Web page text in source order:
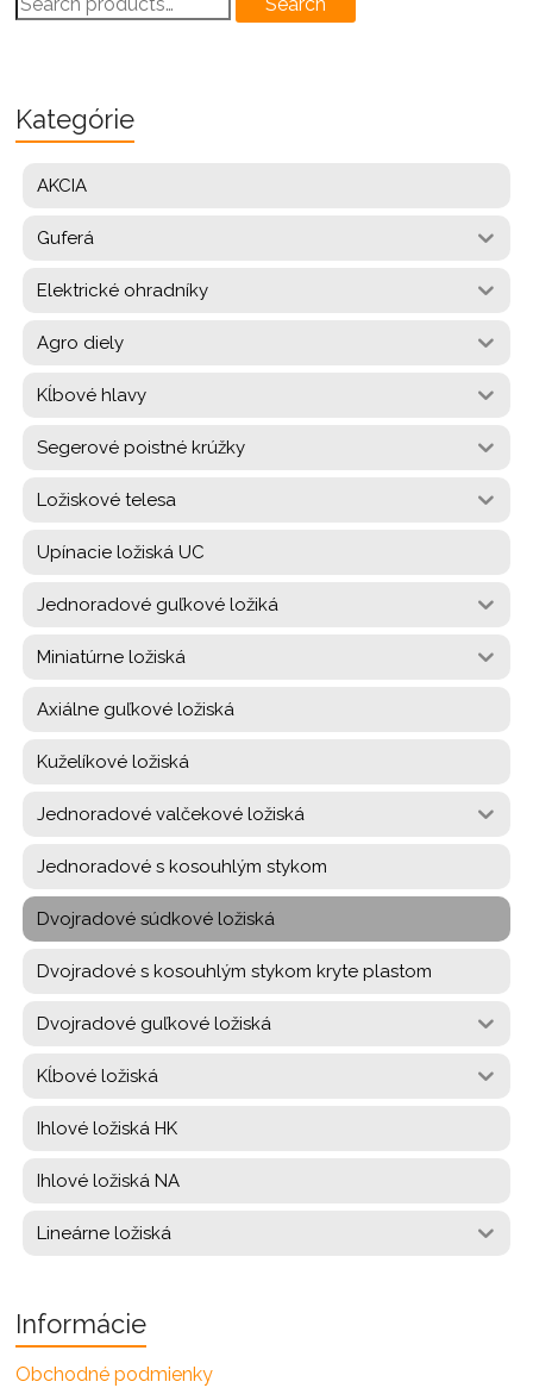
for:
Search
Kategórie
AKCIA
Guferá
Elektrické ohradníky
Agro diely
Kĺbové hlavy
Segerové poistné krúžky
Ložiskové telesa
Upínacie ložiská UC
Jednoradové guľkové ložiká
Miniatúrne ložiská
Axiálne guľkové ložiská
Kuželíkové ložiská
Jednoradové valčekové ložiská
Jednoradové s kosouhlým stykom
Dvojradové súdkové ložiská
Dvojradové s kosouhlým stykom kryte plastom
Dvojradové guľkové ložiská
Kĺbové ložiská
Ihlové ložiská HK
Ihlové ložiská NA
Lineárne ložiská
Informácie
Obchodné podmienky